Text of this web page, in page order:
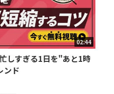
02:44
しすぎる1日を"あと1時
ンド